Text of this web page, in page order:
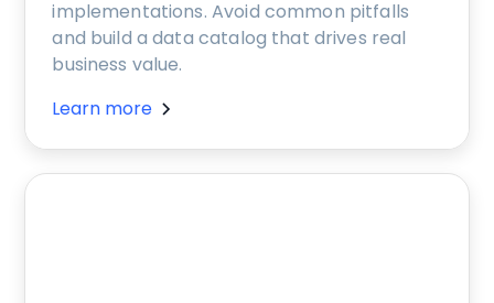
implementations. Avoid common pitfalls
and build a data catalog that drives real
business value.
Learn more